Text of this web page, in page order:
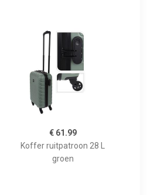
€ 61.99
Koffer ruitpatroon 28 L
groen